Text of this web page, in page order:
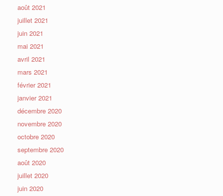
août 2021
juillet 2021
juin 2021
mai 2021
avril 2021
mars 2021
février 2021
janvier 2021
décembre 2020
novembre 2020
octobre 2020
septembre 2020
août 2020
juillet 2020
juin 2020